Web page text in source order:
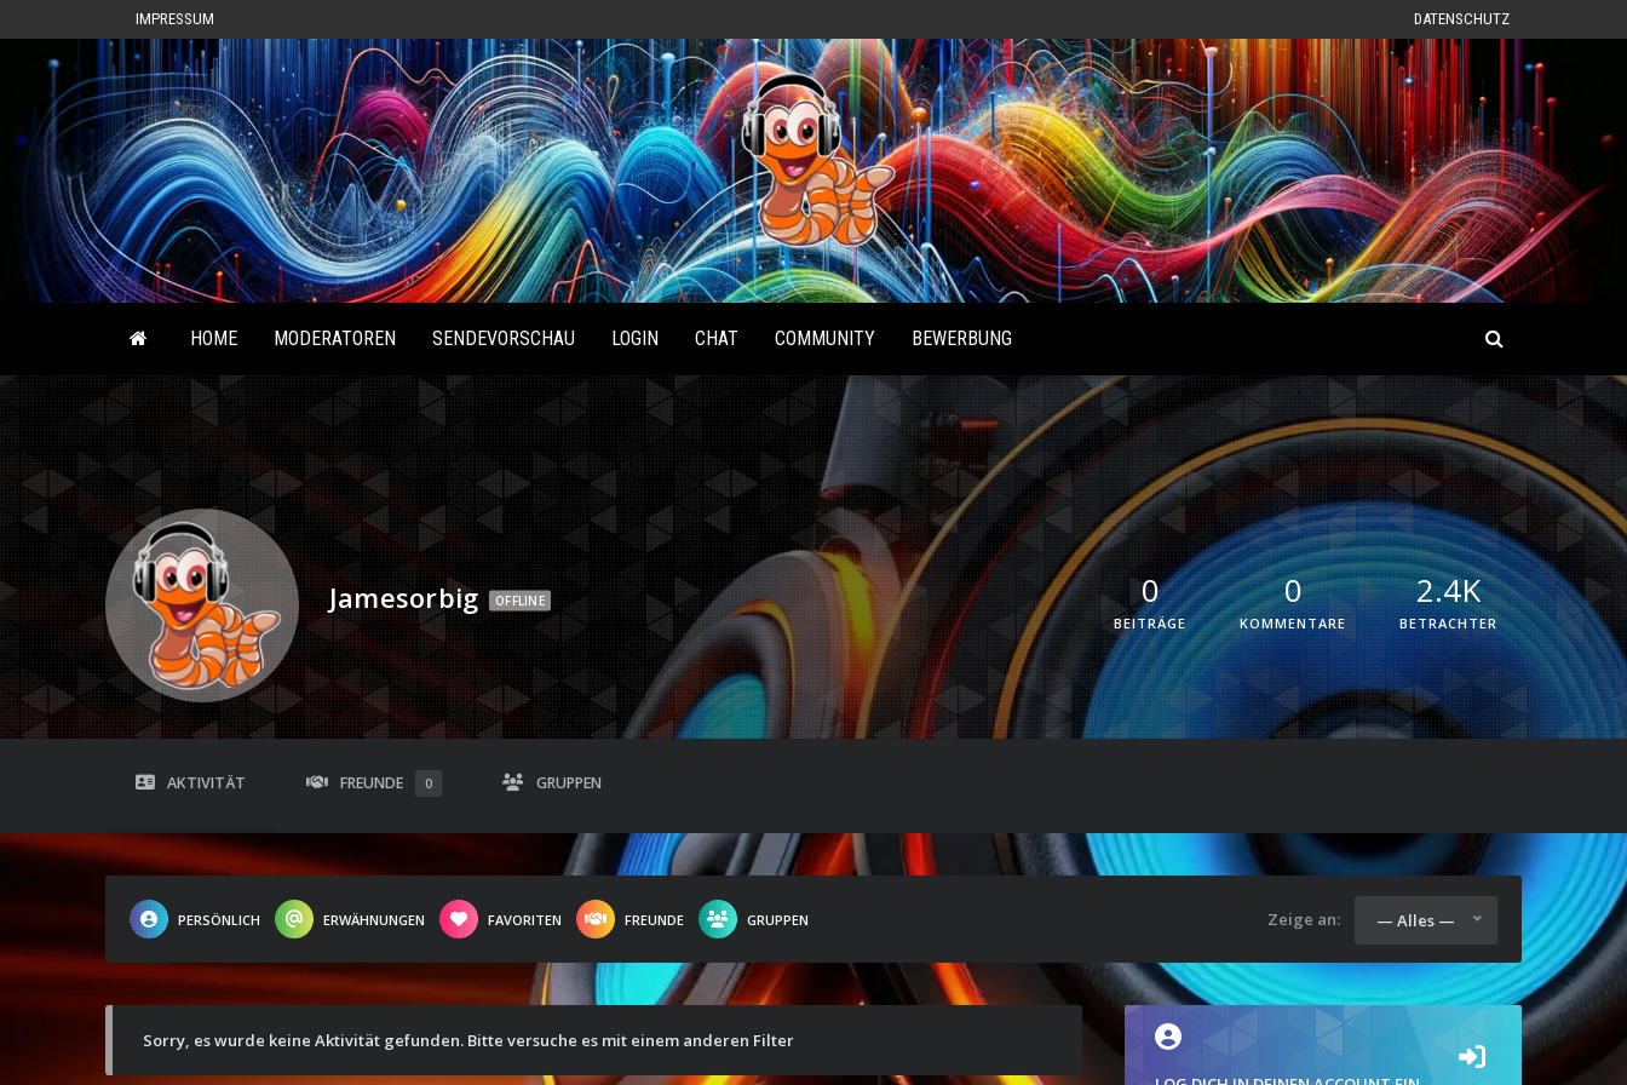
IMPRESSUM DATENSCHUTZ
Radio
Waterlu
HOME MODERATOREN SENDEVORSCHAU LOGIN CHAT COMMUNITY BEWERBUNG
Jamesorbig OFFLINE 0
BEITRÄGE
0
KOMMENTARE
2.4K
BETRACHTER
AKTIVITÄT FREUNDE 0 GRUPPEN
PERSÖNLICH ERWÄHNUNGEN FAVORITEN FREUNDE GRUPPEN Zeige an: — Alles —
Sorry, es wurde keine Aktivität gefunden. Bitte versuche es mit einem anderen Filter